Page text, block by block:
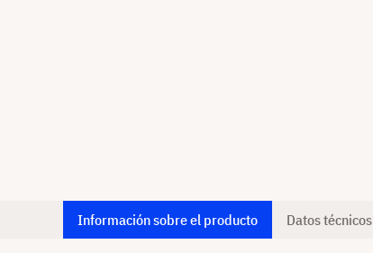
Información sobre el producto Datos técnicos